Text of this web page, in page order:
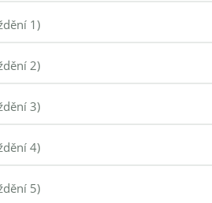
1)
2)
3)
4)
5)